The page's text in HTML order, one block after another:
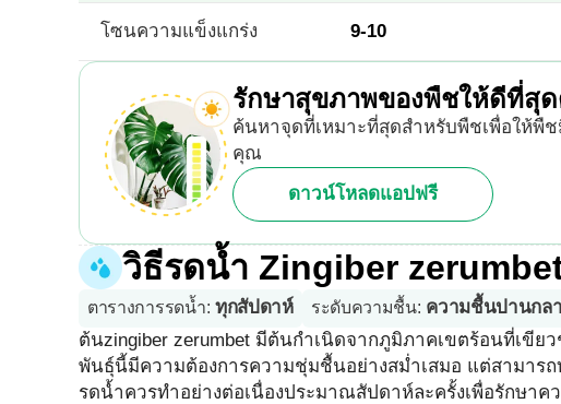
โซนความแข็งแกร่ง 9-10
รักษาสุขภาพของพืชให้ดีที่สุ
ค้นหาจุดที่เหมาะที่สุดสำหรับพืชเพื่อให้พื
คุณ
ดาวน์โหลดแอปฟรี
วิธีรดน้ำ Zingiber
ตารางการรดน้ำ: ทุกสัปดาห์ ระดับความชื้น: ความชื้นปานกล
ต้นzingiber zerumbet มีต้นกำเนิดจากภูมิภาคเขตร้อนที่เขี
พันธุ์นี้มีความต้องการความชุ่มชื้นอย่างสม่ำเสมอ แต่สามาร
รดน้ำควรทำอย่างต่อเนื่องประมาณสัปดาห์ละครั้งเพื่อรักษาค